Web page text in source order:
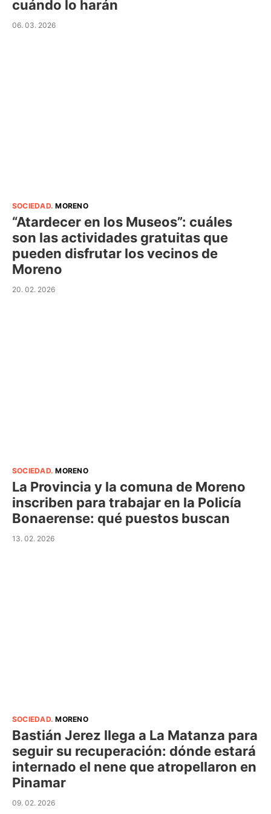
cuándo lo harán
06. 03. 2026
SOCIEDAD.MORENO
“Atardecer en los Museos”: cuáles
son las actividades gratuitas que
pueden disfrutar los vecinos de
Moreno
20. 02. 2026
SOCIEDAD.MORENO
La Provincia y la comuna de Moreno
inscriben para trabajar en la Policía
Bonaerense: qué puestos buscan
13. 02. 2026
SOCIEDAD.MORENO
Bastián Jerez llega a La Matanza para
seguir su recuperación: dónde estará
internado el nene que atropellaron en
Pinamar
09. 02. 2026